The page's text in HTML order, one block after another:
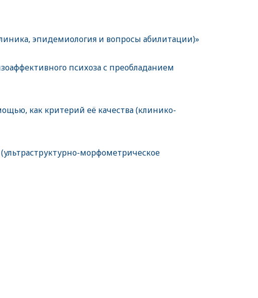
эпидемиология и вопросы абилитации)»
психоза с преобладанием
как критерий её качества (клинико-
морфометрическое